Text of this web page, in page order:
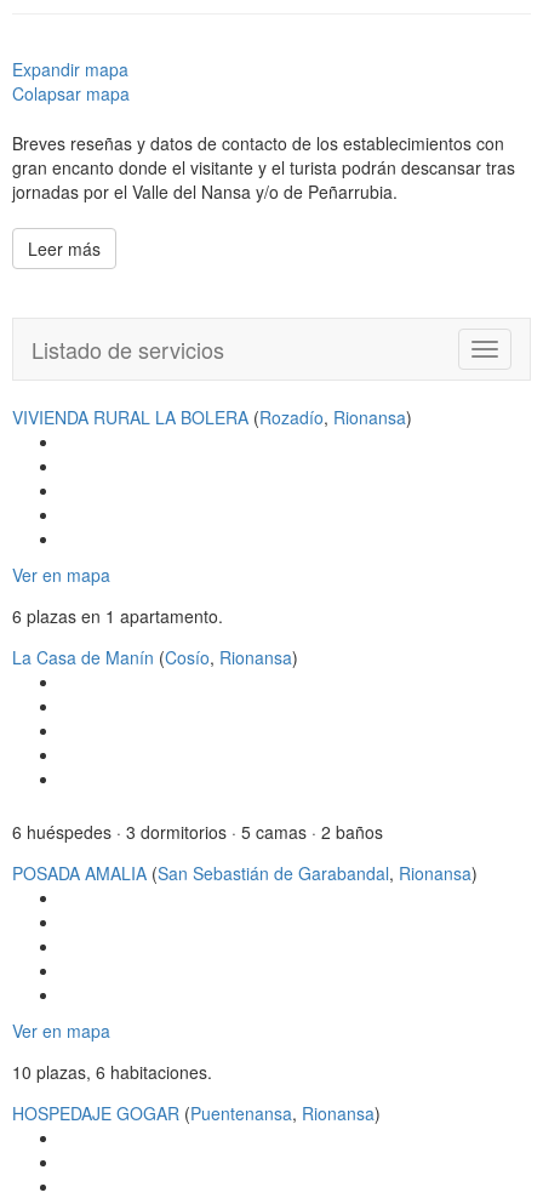
Expandir mapa
Colapsar mapa
Breves reseñas y datos de contacto de los establecimientos con
gran encanto donde el visitante y el turista podrán descansar tras
jornadas por el Valle del Nansa y/o de Peñarrubia.
Leer más
T
o
Listado de servicios
VIVIENDA RURAL LA BOLERA (Rozadío, Rionansa)
Ver en mapa
6 plazas en 1 apartamento.
La Casa de Manín (Cosío, Rionansa)
6 huéspedes · 3 dormitorios · 5 camas · 2 baños
POSADA AMALIA (San Sebastián de Garabandal, Rionansa)
Ver en mapa
10 plazas, 6 habitaciones.
HOSPEDAJE GOGAR (Puentenansa, Rionansa)